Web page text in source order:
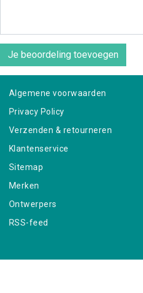
Je beoordeling toevoegen
Algemene voorwaarden
Privacy Policy
Verzenden & retourneren
Klantenservice
Sitemap
Merken
Ontwerpers
RSS-feed